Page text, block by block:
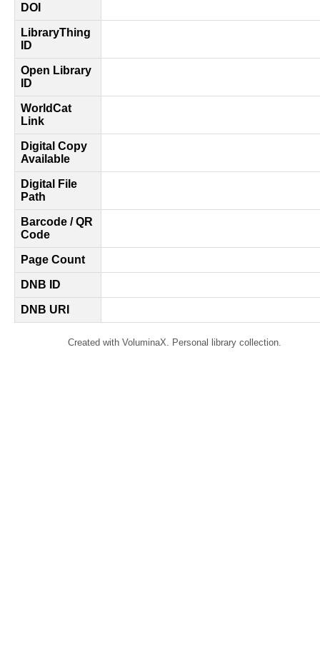
DOI
LibraryThing
ID
Open Library
ID
WorldCat
Link
Digital Copy
Available
Digital File
Path
Barcode / QR
Code
Page Count
DNB ID
DNB URI
Created with VoluminaX. Personal library collection.